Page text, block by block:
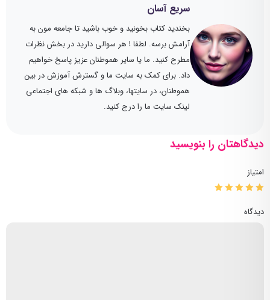
سریع آسان
بخندید کتاب بخونید و خوب باشید تا جامعه مون به
آرامش برسه. لطفا ! هر سوالی دارید در بخش نظرات
مطرح کنید. ما یا سایر هموطنان عزیز پاسخ خواهیم
داد. برای کمک به سایت ما و گسترش آموزش در بین
هموطنان، در سایتها، وبلاگ ها و شبکه های اجتماعی
لینک سایت ما را درج کنید.
دیدگاهتان را بنویسید
امتیاز
دیدگاه